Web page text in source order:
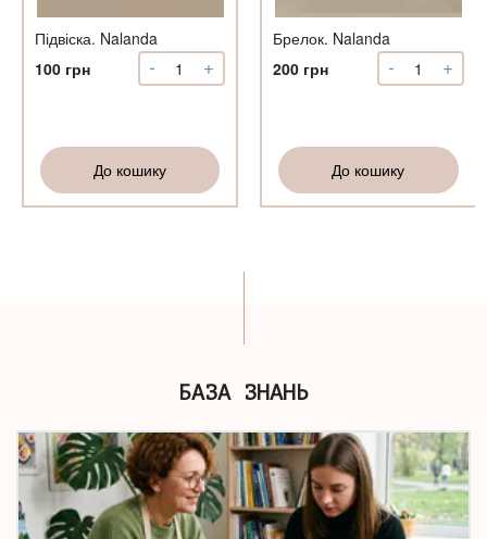
Підвіска. Nalanda
100 грн -
Підвіска.
Nalanda
+
До кошику
Брелок. Nalanda
200 грн -
Брелок.
Nalanda
+
До кошику
БАЗА ЗНАНЬ